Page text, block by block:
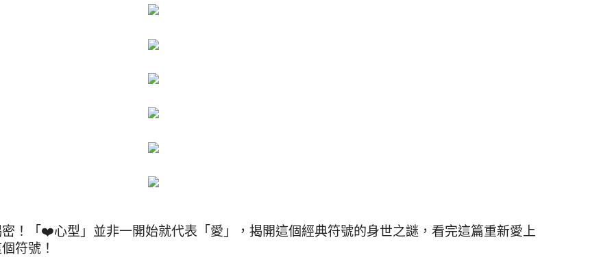
！「❤️心型」並非一開始就代表「愛」，揭開這個經典符號的身世之謎，看完這篇重新愛上
符號！